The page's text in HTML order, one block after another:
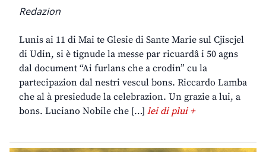
Redazion
Lunis ai 11 di Mai te Glesie di Sante Marie sul Cjiscjel
di Udin, si è tignude la messe par ricuardâ i 50 agns
dal document “Ai furlans che a crodin” cu la
partecipazion dal nestri vescul bons. Riccardo Lamba
che al à presiedude la celebrazion. Un grazie a lui, a
bons. Luciano Nobile che […] lei di plui +